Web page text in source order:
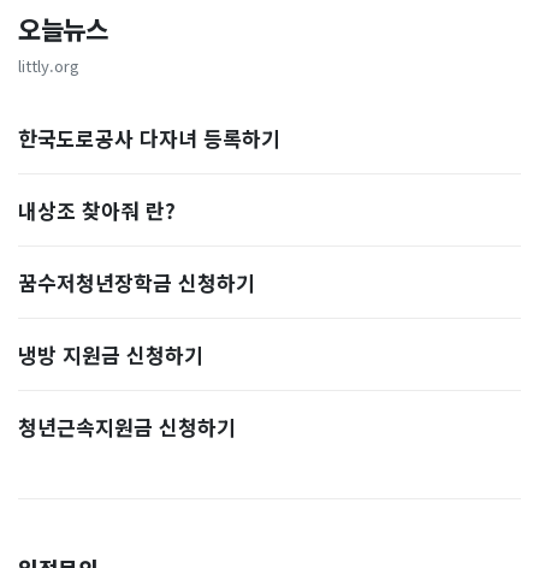
오늘뉴스
littly.org
한국도로공사 다자녀 등록하기
내상조 찾아줘 란?
꿈수저청년장학금 신청하기
냉방 지원금 신청하기
청년근속지원금 신청하기